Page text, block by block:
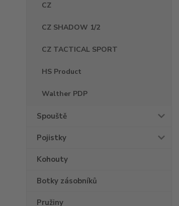
CZ
CZ SHADOW 1/2
CZ TACTICAL SPORT
HS Product
Walther PDP
Spouště
Pojistky
Kohouty
Botky zásobníků
Pružiny